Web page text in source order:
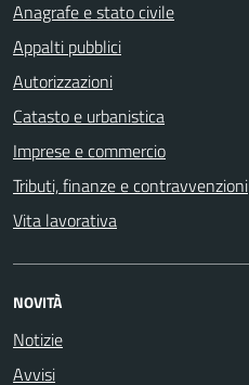
Anagrafe e stato civile
Appalti pubblici
Autorizzazioni
Catasto e urbanistica
Imprese e commercio
Tributi, finanze e contravvenzioni
Vita lavorativa
NOVITÀ
Notizie
Avvisi